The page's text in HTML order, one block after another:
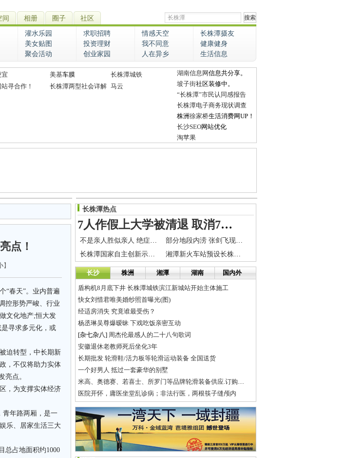
间 相册 圈子 社区
灌水乐园 求职招聘 情感天空
长株潭摄友
美女贴图 投资理财 我不同意
健康健身
聚会活动 创业家园 人在异乡 生活信息
宜 美基车膜
长株潭城铁
寻合作！ 长株潭两型社会详解 马云
湖南信息网信息共分享。
坡子街社区装修中。
“长株潭”市民认同感报告
长株潭电子商务现状调查
株洲徐家桥生活消费网UP！
长沙SEO网站优化
淘苹果
点！
】
“春天”。业内普遍
控形势严峻、行业
文化地产;恒大发
寻求多元化，或
迫转型，中长期新
，不仅将助力实体
亮点。
，为支撑实体经济
青年路两厢，是一
乐、居家生活三大
总占地面积约1000
长株潭热点
7人作假上大学被清退 取消7考区高考组考资格
不是亲人胜似亲人 绝症患者慷慨资助贫困病友
部分地段内涝 张剑飞现场指挥排涝保畅
长株潭国家自主创新示范区建设启动 徐守盛杜家毫出席
湘潭新火车站预设长株潭城铁两站台
长沙 株洲 湘潭 湖南 国内外
盾构机8月底下井 长株潭城铁滨江新城站开始主体施工
快女刘惜君唯美婚纱照首曝光(图)
经适房消失 究竟谁最受伤？
杨丞琳吴尊爆暧昧 下戏吃饭亲密互动
[杂七杂八] 周杰伦最感人的二十八句歌词
安徽退休老教师死后坐化3年
长期批发 轮滑鞋/活力板等轮滑运动装备 全国送货
一个好男人 抵过一套豪华的别墅
米高、奥德赛、若喜士、所罗门等品牌轮滑装备供应.订购送货上门
医院开怀，庸医坐堂乱诊病；非法行医，两根筷子缝颅内